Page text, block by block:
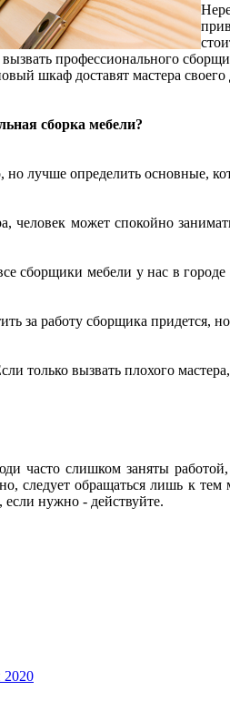
профессионального
шкаф доставят мастера
сборка мебели?
лучше определить основные,
человек может спокойно
сборщики мебели у нас в
за работу сборщика придется,
только вызвать плохого
часто слишком заняты
следует обращаться лишь к
нужно - действуйте.
2020